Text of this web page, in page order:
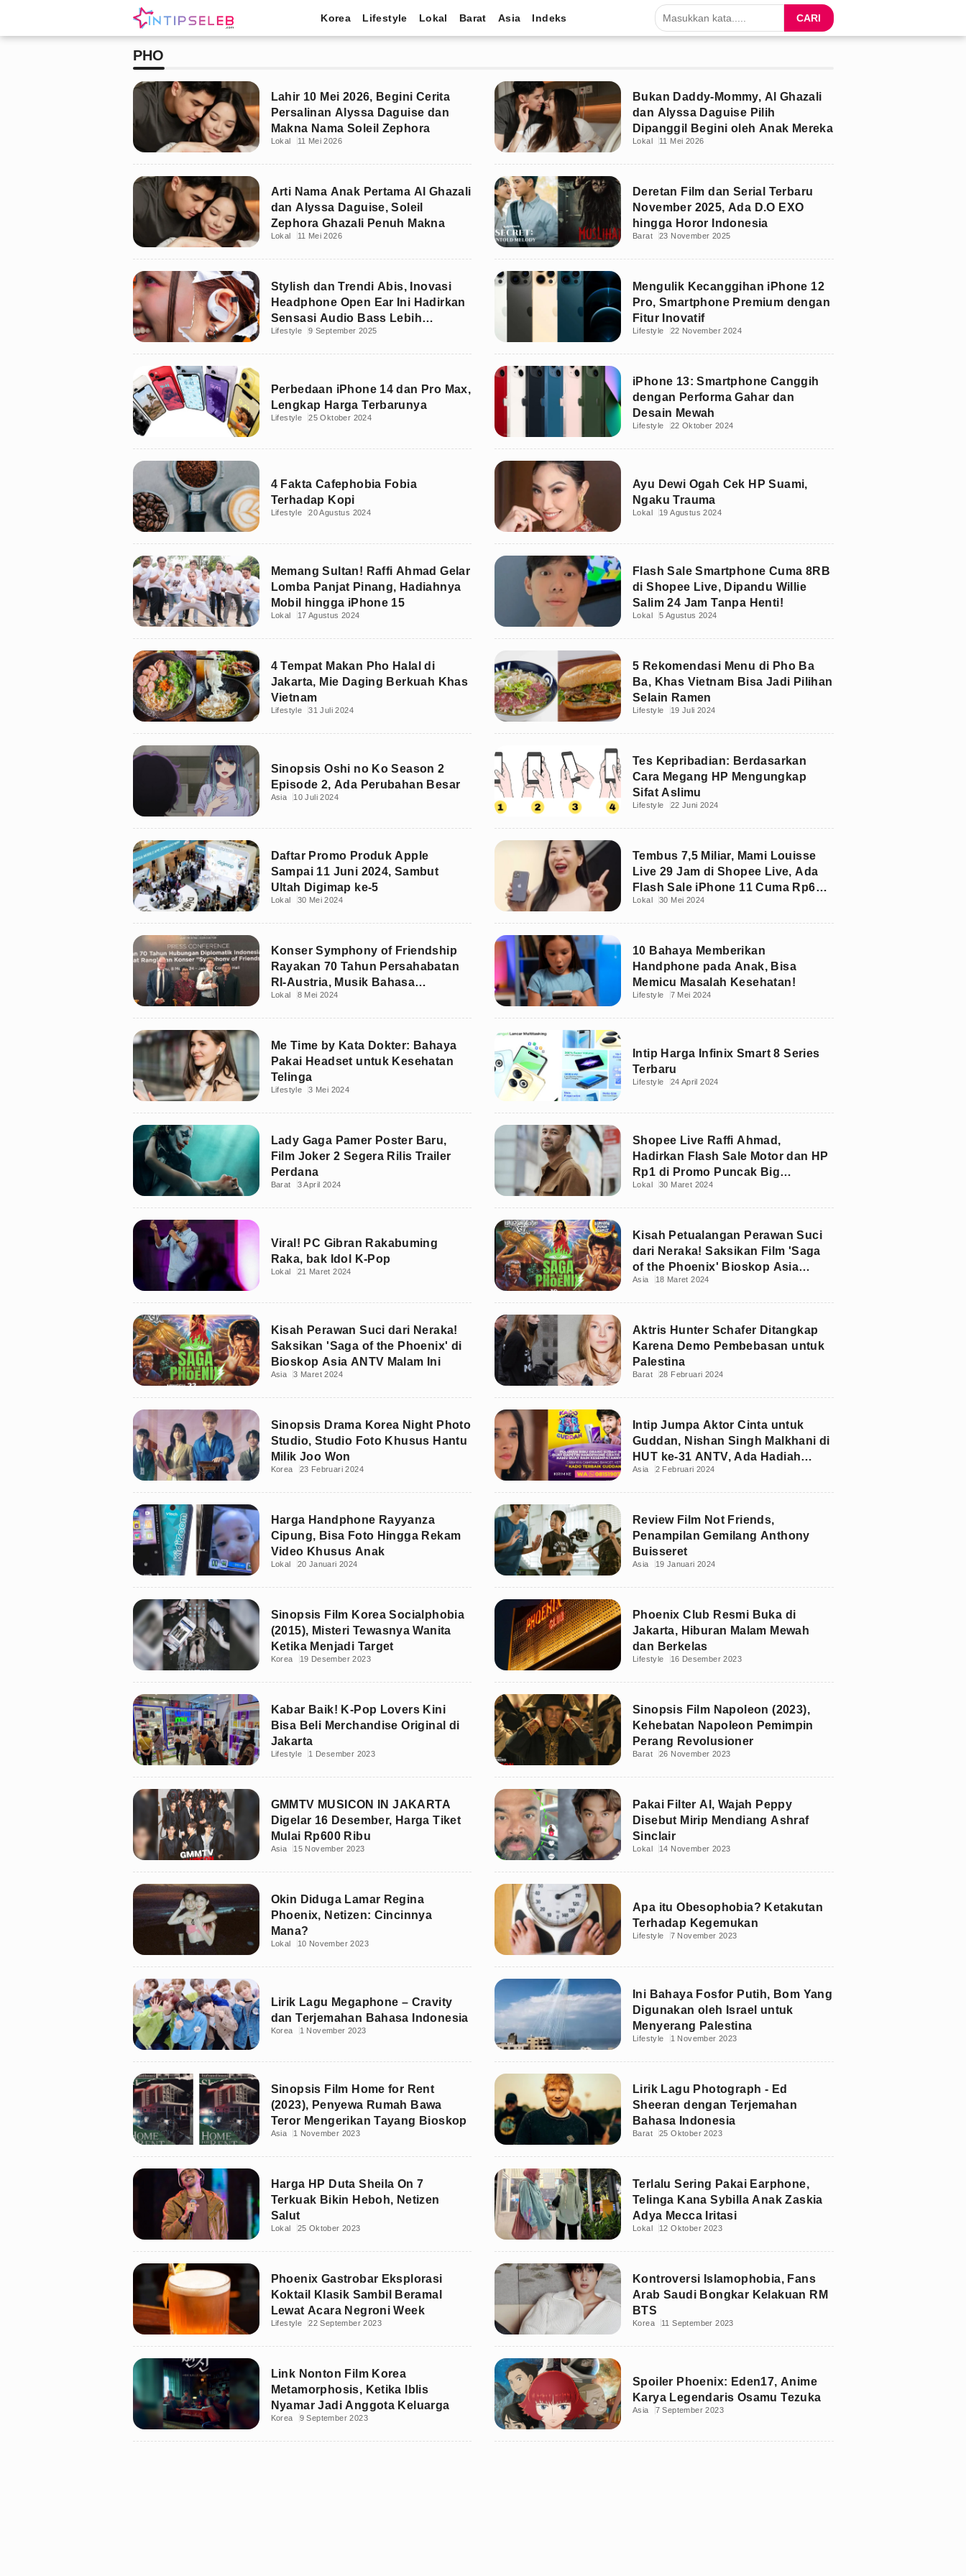
Korea Lifestyle Lokal Barat Asia Indeks CARI
PHO
Lahir 10 Mei 2026, Begini Cerita
Persalinan Alyssa Daguise dan
Makna Nama Soleil Zephora
Lokal 11 Mei 2026
Bukan Daddy-Mommy, Al Ghazali
dan Alyssa Daguise Pilih
Dipanggil Begini oleh Anak Mereka
Lokal 11 Mei 2026
Arti Nama Anak Pertama Al Ghazali
dan Alyssa Daguise, Soleil
Zephora Ghazali Penuh Makna
Lokal 11 Mei 2026
Deretan Film dan Serial Terbaru
November 2025, Ada D.O EXO
hingga Horor Indonesia
Barat 23 November 2025
Stylish dan Trendi Abis, Inovasi
Headphone Open Ear Ini Hadirkan
Sensasi Audio Bass Lebih
Nendang
Lifestyle 9 September 2025
Mengulik Kecanggihan iPhone 12
Pro, Smartphone Premium dengan
Fitur Inovatif
Lifestyle 22 November 2024
Perbedaan iPhone 14 dan Pro Max,
Lengkap Harga Terbarunya
Lifestyle 25 Oktober 2024
iPhone 13: Smartphone Canggih
dengan Performa Gahar dan
Desain Mewah
Lifestyle 22 Oktober 2024
4 Fakta Cafephobia Fobia
Terhadap Kopi
Lifestyle 20 Agustus 2024
Ayu Dewi Ogah Cek HP Suami,
Ngaku Trauma
Lokal 19 Agustus 2024
Memang Sultan! Raffi Ahmad Gelar
Lomba Panjat Pinang, Hadiahnya
Mobil hingga iPhone 15
Lokal 17 Agustus 2024
Flash Sale Smartphone Cuma 8RB
di Shopee Live, Dipandu Willie
Salim 24 Jam Tanpa Henti!
Lokal 5 Agustus 2024
4 Tempat Makan Pho Halal di
Jakarta, Mie Daging Berkuah Khas
Vietnam
Lifestyle 31 Juli 2024
5 Rekomendasi Menu di Pho Ba
Ba, Khas Vietnam Bisa Jadi Pilihan
Selain Ramen
Lifestyle 19 Juli 2024
Sinopsis Oshi no Ko Season 2
Episode 2, Ada Perubahan Besar
Asia 10 Juli 2024
Tes Kepribadian: Berdasarkan
Cara Megang HP Mengungkap
Sifat Aslimu
Lifestyle 22 Juni 2024
Daftar Promo Produk Apple
Sampai 11 Juni 2024, Sambut
Ultah Digimap ke-5
Lokal 30 Mei 2024
Tembus 7,5 Miliar, Mami Louisse
Live 29 Jam di Shopee Live, Ada
Flash Sale iPhone 11 Cuma Rp6
Ribu
Lokal 30 Mei 2024
Konser Symphony of Friendship
Rayakan 70 Tahun Persahabatan
RI-Austria, Musik Bahasa
Universal
Lokal 8 Mei 2024
10 Bahaya Memberikan
Handphone pada Anak, Bisa
Memicu Masalah Kesehatan!
Lifestyle 7 Mei 2024
Me Time by Kata Dokter: Bahaya
Pakai Headset untuk Kesehatan
Telinga
Lifestyle 3 Mei 2024
Intip Harga Infinix Smart 8 Series
Terbaru
Lifestyle 24 April 2024
Lady Gaga Pamer Poster Baru,
Film Joker 2 Segera Rilis Trailer
Perdana
Barat 3 April 2024
Shopee Live Raffi Ahmad,
Hadirkan Flash Sale Motor dan HP
Rp1 di Promo Puncak Big
Ramadan Sale 2024
Lokal 30 Maret 2024
Viral! PC Gibran Rakabuming
Raka, bak Idol K-Pop
Lokal 21 Maret 2024
Kisah Petualangan Perawan Suci
dari Neraka! Saksikan Film 'Saga
of the Phoenix' Bioskop Asia
ANTV
Asia 18 Maret 2024
Kisah Perawan Suci dari Neraka!
Saksikan 'Saga of the Phoenix' di
Bioskop Asia ANTV Malam Ini
Asia 3 Maret 2024
Aktris Hunter Schafer Ditangkap
Karena Demo Pembebasan untuk
Palestina
Barat 28 Februari 2024
Sinopsis Drama Korea Night Photo
Studio, Studio Foto Khusus Hantu
Milik Joo Won
Korea 23 Februari 2024
Intip Jumpa Aktor Cinta untuk
Guddan, Nishan Singh Malkhani di
HUT ke-31 ANTV, Ada Hadiah
Handphone
Asia 2 Februari 2024
Harga Handphone Rayyanza
Cipung, Bisa Foto Hingga Rekam
Video Khusus Anak
Lokal 20 Januari 2024
Review Film Not Friends,
Penampilan Gemilang Anthony
Buisseret
Asia 19 Januari 2024
Sinopsis Film Korea Socialphobia
(2015), Misteri Tewasnya Wanita
Ketika Menjadi Target
Korea 19 Desember 2023
Phoenix Club Resmi Buka di
Jakarta, Hiburan Malam Mewah
dan Berkelas
Lifestyle 16 Desember 2023
Kabar Baik! K-Pop Lovers Kini
Bisa Beli Merchandise Original di
Jakarta
Lifestyle 1 Desember 2023
Sinopsis Film Napoleon (2023),
Kehebatan Napoleon Pemimpin
Perang Revolusioner
Barat 26 November 2023
GMMTV MUSICON IN JAKARTA
Digelar 16 Desember, Harga Tiket
Mulai Rp600 Ribu
Asia 15 November 2023
Pakai Filter AI, Wajah Peppy
Disebut Mirip Mendiang Ashraf
Sinclair
Lokal 14 November 2023
Okin Diduga Lamar Regina
Phoenix, Netizen: Cincinnya
Mana?
Lokal 10 November 2023
Apa itu Obesophobia? Ketakutan
Terhadap Kegemukan
Lifestyle 7 November 2023
Lirik Lagu Megaphone – Cravity
dan Terjemahan Bahasa Indonesia
Korea 1 November 2023
Ini Bahaya Fosfor Putih, Bom Yang
Digunakan oleh Israel untuk
Menyerang Palestina
Lifestyle 1 November 2023
Sinopsis Film Home for Rent
(2023), Penyewa Rumah Bawa
Teror Mengerikan Tayang Bioskop
Asia 1 November 2023
Lirik Lagu Photograph - Ed
Sheeran dengan Terjemahan
Bahasa Indonesia
Barat 25 Oktober 2023
Harga HP Duta Sheila On 7
Terkuak Bikin Heboh, Netizen
Salut
Lokal 25 Oktober 2023
Terlalu Sering Pakai Earphone,
Telinga Kana Sybilla Anak Zaskia
Adya Mecca Iritasi
Lokal 12 Oktober 2023
Phoenix Gastrobar Eksplorasi
Koktail Klasik Sambil Beramal
Lewat Acara Negroni Week
Lifestyle 22 September 2023
Kontroversi Islamophobia, Fans
Arab Saudi Bongkar Kelakuan RM
BTS
Korea 11 September 2023
Link Nonton Film Korea
Metamorphosis, Ketika Iblis
Nyamar Jadi Anggota Keluarga
Korea 9 September 2023
Spoiler Phoenix: Eden17, Anime
Karya Legendaris Osamu Tezuka
Asia 7 September 2023